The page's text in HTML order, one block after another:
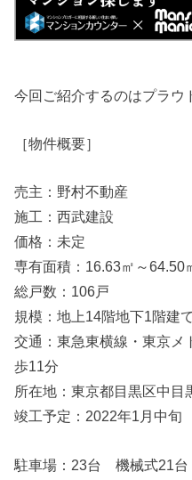
今回ご紹介するのはプラウ
［物件概要］
売主：野村不動産
施工：西武建設
価格：未定
専有面積：16.63㎡～64.50
総戸数：106戸
規模：地上14階地下1階建て
交通：東急東横線・東京メ
歩11分
所在地：東京都目黒区中目
竣工予定：2022年1月中旬
駐車場：23台 機械式21